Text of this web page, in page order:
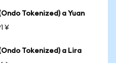
Tokenized) a Yuan
¥
(Ondo Tokenized) a Lira